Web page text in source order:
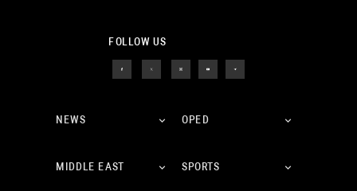
FOLLOW US
NEWS OPED
MIDDLE EAST SPORTS